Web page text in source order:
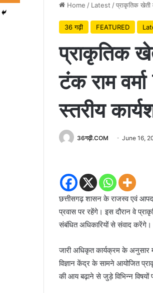
Home / Latest /प्राकृतिक खेती
36 गढ़ी FEATURED
प्राकृतिक
टंक राम
स्तरीय
36गढ़ी.COM June 16,
छत्तीसगढ़ शासन के राजस्व एवं
प्रवास पर रहेंगे। इस दौरान वे
संबंधित अधिकारियों से संवाद करेंगे।
जारी अधिकृत कार्यक्रम के अनुसार
विज्ञान केंद्र के सामने आयोजित
की आय बढ़ाने से जुड़े विभिन्न विषयों